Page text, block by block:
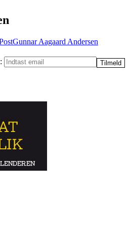
Gunnar Aagaard Andersen